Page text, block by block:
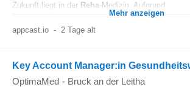
Zukunft liegt in der Reha-Medizin. Aufgrund...
Mehr anzeigen
appcast.io - 2 Tage alt
Key Account Manager:in
OptimaMed - Bruck an der Leitha